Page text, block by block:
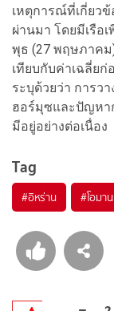
เหตุการณ์ที่เกี่ยว
ผ่านมา โดยมีเรือ
พุธ (27 พฤษภาคม
เทียบกับค่าเฉลี่ย
ระบุด้วยว่า การว
ฮอร์มุซและปัญหา
มีอยู่อย่างต่อเนื่อง
Tag
#อิหร่าน #โอมาน